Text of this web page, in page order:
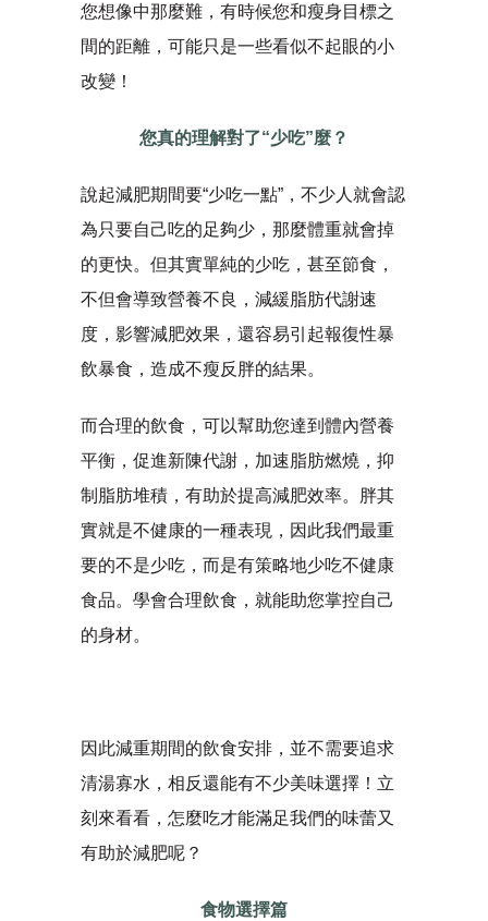
您想像中那麼難，有時候您和瘦身目標之
間的距離，可能只是一些看似不起眼的小
改變！
您真的理解對了“少吃”麼？
說起減肥期間要“少吃一點”，不少人就會認
為只要自己吃的足夠少，那麼體重就會掉
的更快。但其實單純的少吃，甚至節食，
不但會導致營養不良，減緩脂肪代謝速
度，影響減肥效果，還容易引起報復性暴
飲暴食，造成不瘦反胖的結果。
而合理的飲食，可以幫助您達到體內營養
平衡，促進新陳代謝，加速脂肪燃燒，抑
制脂肪堆積，有助於提高減肥效率。胖其
實就是不健康的一種表現，因此我們最重
要的不是少吃，而是有策略地少吃不健康
食品。學會合理飲食，就能助您掌控自己
的身材。
因此減重期間的飲食安排，並不需要追求
清湯寡水，相反還能有不少美味選擇！立
刻來看看，怎麼吃才能滿足我們的味蕾又
有助於減肥呢？
食物選擇篇